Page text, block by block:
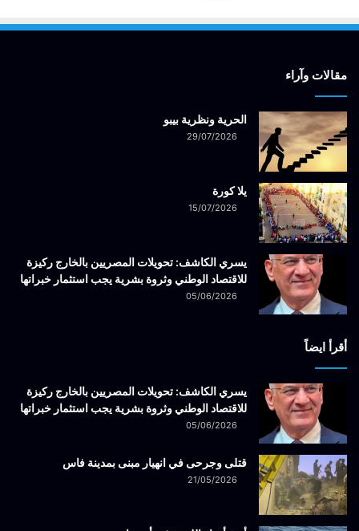
مقالات وآراء
الحرية ونظرية بيبو
29/07/2026
يلا كورة
15/07/2026
يسري الكاشف: تحويلات المصريين بالخارج ركيزة
للاقتصاد الوطني وثروة بشرية يجب استثمار خبراتها
05/06/2026
أقرأ ايضاً
يسري الكاشف: تحويلات المصريين بالخارج ركيزة
للاقتصاد الوطني وثروة بشرية يجب استثمار خبراتها
05/06/2026
قتلى وجرحى في انهيار مبنى بمدينة فاس
21/05/2026